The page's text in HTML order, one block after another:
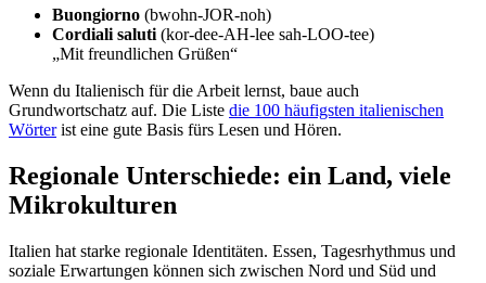
Buongiorno (bwohn-JOR-noh)
Cordiali saluti (kor-dee-AH-lee sah-LOO-tee)
„Mit freundlichen Grüßen“
Wenn du Italienisch für die Arbeit lernst, baue auch
Grundwortschatz auf. Die Liste die 100 häufigsten italienischen
Wörterist eine gute Basis fürs Lesen und Hören.
Regionale Unterschiede: ein Land, viele
Mikrokulturen
Italien hat starke regionale Identitäten. Essen, Tagesrhythmus und
soziale Erwartungen können sich zwischen Nord und Süd und